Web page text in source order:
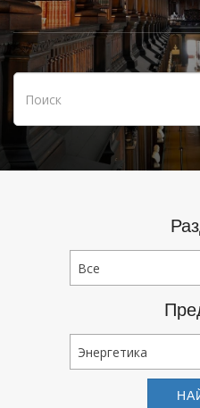
Все
Все
Энергетика
Энергетика